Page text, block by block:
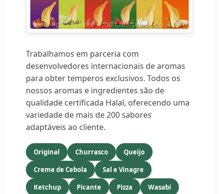
Trabalhamos em parceria com
desenvolvedores internacionais de aromas
para obter temperos exclusivos. Todos os
nossos aromas e ingredientes são de
qualidade certificada Halal, oferecendo uma
variedade de mais de 200 sabores
adaptáveis ao cliente.
Original Churrasco
Queijo
Creme de Cebola
Sal e Vinagre
Ketchup
Picante Pizza
Wasabi